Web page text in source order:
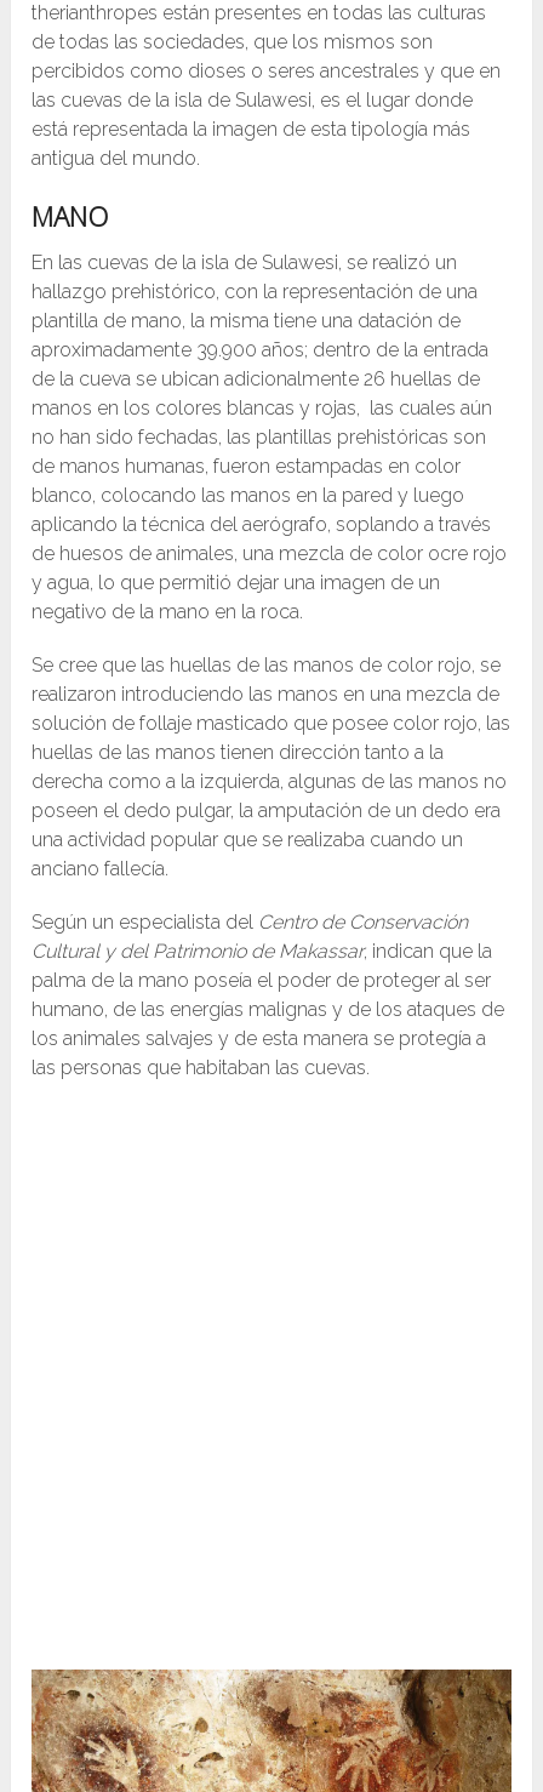
therianthropes están presentes en todas las culturas
de todas las sociedades, que los mismos son
percibidos como dioses o seres ancestrales y que en
las cuevas de la isla de Sulawesi, es el lugar donde
está representada la imagen de esta tipología más
antigua del mundo.
MANO
En las cuevas de la isla de Sulawesi, se realizó un
hallazgo prehistórico, con la representación de una
plantilla de mano, la misma tiene una datación de
aproximadamente 39.900 años; dentro de la entrada
de la cueva se ubican adicionalmente 26 huellas de
manos en los colores blancas y rojas, las cuales aún
no han sido fechadas, las plantillas prehistóricas son
de manos humanas, fueron estampadas en color
blanco, colocando las manos en la pared y luego
aplicando la técnica del aerógrafo, soplando a través
de huesos de animales, una mezcla de color ocre rojo
y agua, lo que permitió dejar una imagen de un
negativo de la mano en la roca.
Se cree que las huellas de las manos de color rojo, se
realizaron introduciendo las manos en una mezcla de
solución de follaje masticado que posee color rojo, las
huellas de las manos tienen dirección tanto a la
derecha como a la izquierda, algunas de las manos no
poseen el dedo pulgar, la amputación de un dedo era
una actividad popular que se realizaba cuando un
anciano fallecía.
Según un especialista del Centro de Conservación
Cultural y del Patrimonio de Makassar, indican que la
palma de la mano poseía el poder de proteger al ser
humano, de las energías malignas y de los ataques de
los animales salvajes y de esta manera se protegía a
las personas que habitaban las cuevas.